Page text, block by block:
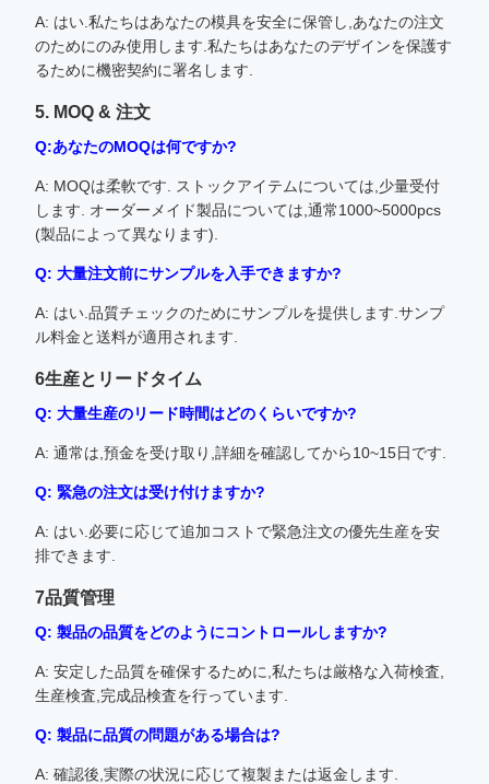
A: はい.私たちはあなたの模具を安全に保管し,あなたの注文
のためにのみ使用します.私たちはあなたのデザインを保護す
るために機密契約に署名します.
5. MOQ & 注文
Q:あなたのMOQは何ですか?
A: MOQは柔軟です. ストックアイテムについては,少量受付
します. オーダーメイド製品については,通常1000~5000pcs
(製品によって異なります).
Q: 大量注文前にサンプルを入手できますか?
A: はい.品質チェックのためにサンプルを提供します.サンプ
ル料金と送料が適用されます.
6生産とリードタイム
Q: 大量生産のリード時間はどのくらいですか?
A: 通常は,預金を受け取り,詳細を確認してから10~15日です.
Q: 緊急の注文は受け付けますか?
A: はい.必要に応じて追加コストで緊急注文の優先生産を安
排できます.
7品質管理
Q: 製品の品質をどのようにコントロールしますか?
A: 安定した品質を確保するために,私たちは厳格な入荷検査,
生産検査,完成品検査を行っています.
Q: 製品に品質の問題がある場合は?
A: 確認後,実際の状況に応じて複製または返金します.